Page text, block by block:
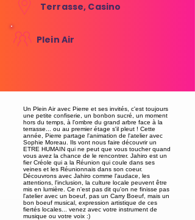
Terrasse, Casino
Plein Air
Un Plein Air avec Pierre et ses invités, c'est toujours
une petite confiserie, un bonbon sucré, un moment
hors du temps, à l'ombre du grand arbre face à la
terrasse... ou au premier étage s'il pleut ! Cette
année, Pierre partage l'animation de l'atelier avec
Sophie Moreau. Ils vont nous faire découvrir un
ETRE HUMAIN qui ne peut que vous toucher quand
vous avez la chance de le rencontrer. Jahiro est un
fier Créole qui a la Réunion qui coule dans ses
veines et les Réunionnais dans son coeur.
Découvrons avec Jahiro comme l'audace, les
attentions, l'inclusion, la culture locale peuvent être
mis en lumière. Ce n'est pas dit qu'on ne finisse pas
l'atelier avec un boeuf, pas un Carry Boeuf, mais un
bon boeuf musical, expression artistique de ces
fiertés locales... venez avec votre instrument de
musique ou votre voix :)